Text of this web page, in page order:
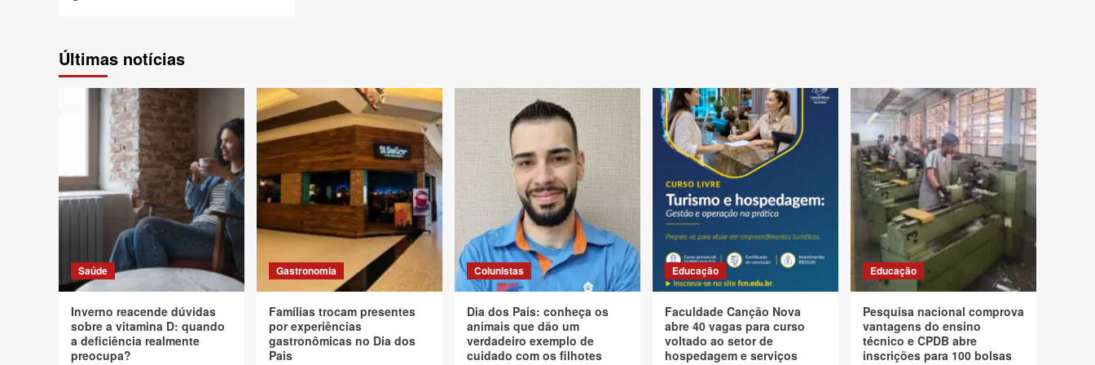
Últimas notícias
Saúde
Inverno reacende dúvidas
sobre a vitamina D: quando
a deficiência realmente
preocupa?
Gastronomia
Famílias trocam presentes
por experiências
gastronômicas no Dia dos
Pais
Colunistas
Dia dos Pais: conheça os
animais que dão um
verdadeiro exemplo de
cuidado com os filhotes
Educação
Faculdade Canção Nova
abre 40 vagas para curso
voltado ao setor de
hospedagem e serviços
Educação
Pesquisa nacional comprova
vantagens do ensino
técnico e CPDB abre
inscrições para 100 bolsas